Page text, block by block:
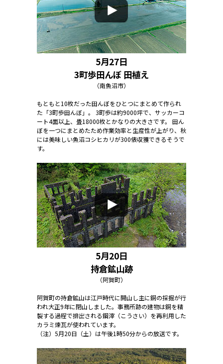
5月27日
3町歩田んぼ 田植え
（南魚沼市）
もともと10枚だった田んぼをひとつにまとめて作られ
た「3町歩田んぼ」。 3町歩は約9000坪で、サッカーコ
ート4面以上、畳18000枚とかなりの大きさです。 田ん
ぼを一つにまとめたため作業効率と生産性が上がり、秋
には美味しい魚沼コシヒカリが300俵収獲できるそうで
す。
5月20日
持倉鉱山跡
（阿賀町）
阿賀町の持倉鉱山は江戸時代に開山し主に銅の採掘が行
われ大正9年に閉山しました。事務所跡の建物は銅を精
製する過程で排出される鋼滓（こうさい）を再利用した
カラミ煉瓦が使われています。
（注）5月20日（土）は午後1時50分からの放送です。